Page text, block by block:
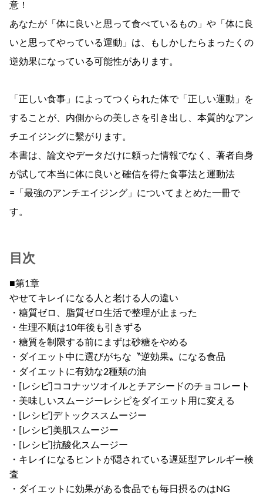
意！
あなたが「体に良いと思って食べているもの」や「体に良
いと思ってやっている運動」は、もしかしたらまったくの
逆効果になっている可能性があります。
「正しい食事」によってつくられた体で「正しい運動」を
することが、内側からの美しさを引き出し、本質的なアン
チエイジングに繫がります。
本書は、論文やデータだけに頼った情報でなく、著者自身
が試して本当に体に良いと確信を得た食事法と運動法
=「最強のアンチエイジング」についてまとめた一冊で
す。
目次
■第1章
やせてキレイになる人と老ける人の違い
・糖質ゼロ、脂質ゼロ生活で整理が止まった
・生理不順は10年後も引きずる
・糖質を制限する前にまずは砂糖をやめる
・ダイエット中に選びがちな〝逆効果〟になる食品
・ダイエットに有効な2種類の油
・[レシピ]ココナッツオイルとチアシードのチョコレート
・美味しいスムージーレシピをダイエット用に変える
・[レシピ]デトックススムージー
・[レシピ]美肌スムージー
・[レシピ]抗酸化スムージー
・キレイになるヒントが隠されている遅延型アレルギー検
査
・ダイエットに効果がある食品でも毎日摂るのはNG